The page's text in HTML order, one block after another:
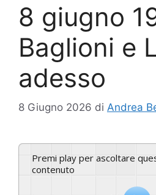
8 giugno
Baglioni e
adesso
8 Giugno 2026 di Andrea
Premi play per ascoltare questo
contenuto